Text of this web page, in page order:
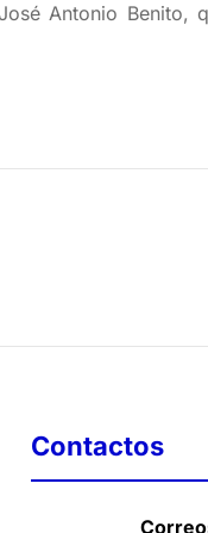
Antonio Benito,
Contactos